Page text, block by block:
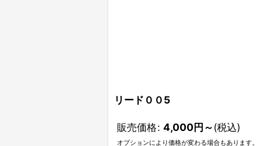
リード００5
販売価格: 4,000円～(税込)
オプションにより価格が変わる場合もあります。